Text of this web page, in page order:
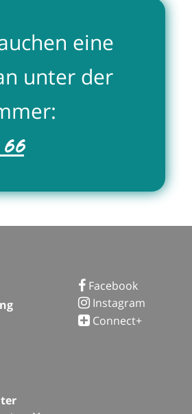
eine
unter der
Facebook
Instagram
Connect+